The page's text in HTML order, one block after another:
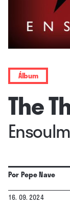
Álbum
The
PorPepe Nave
16. 09. 2024